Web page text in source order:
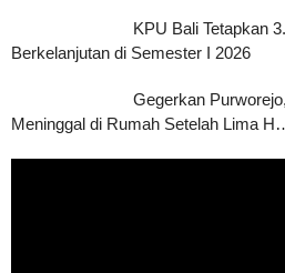
KPU Bali Tetapkan
Berkelanjutan di Semester I 2026
Gegerkan
Meninggal di Rumah Setelah Lima